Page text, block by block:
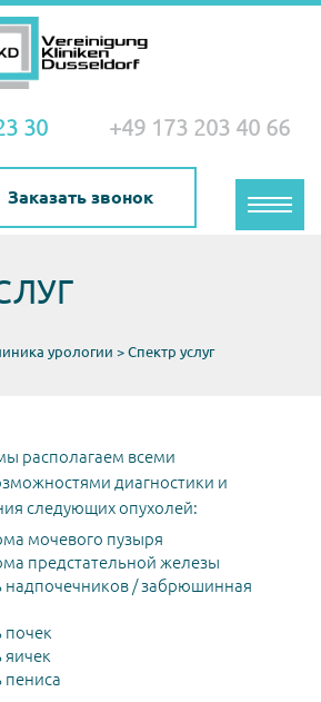
30 +49 173 203 40 66
Заказать звонок
Toggle
урологии > Спектр услуг
располагаем всеми
диагностики и
следующих опухолей:
мочевого пузыря
предстательной железы
/ забрюшинная